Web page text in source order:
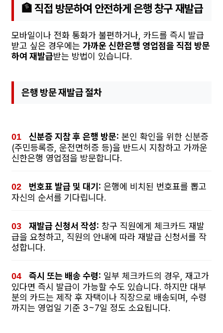
🏦 직접 방문하여 안전하게 은행 창구 재발급
모바일이나 전화 통화가 불편하거나, 카드를 즉시 발급
받고 싶은 경우에는 가까운 신한은행 영업점을 직접 방문
하여 재발급받는 방법이 있습니다.
은행 방문 재발급 절차
신분증 지참 후 은행 방문: 본인 확인을 위한 신분증
(주민등록증, 운전면허증 등)을 반드시 지참하고 가까운
신한은행 영업점을 방문합니다.
번호표 발급 및 대기: 은행에 비치된 번호표를 뽑고
자신의 순서를 기다립니다.
재발급 신청서 작성: 창구 직원에게 체크카드 재발
급을 요청하고, 직원의 안내에 따라 재발급 신청서를 작
성합니다.
즉시 또는 배송 수령: 일부 체크카드의 경우, 재고가
있다면 즉시 발급이 가능할 수도 있습니다. 하지만 대부
분의 카드는 제작 후 자택이나 직장으로 배송되며, 수령
까지는 영업일 기준 3~7일 정도 소요됩니다.